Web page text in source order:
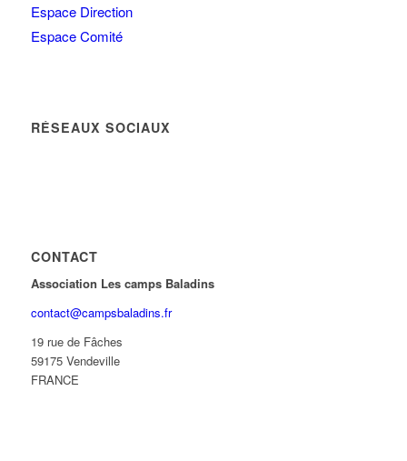
Espace Direction
Espace Comité
RÉSEAUX SOCIAUX
CONTACT
Association Les camps Baladins
contact@campsbaladins.fr
19 rue de Fâches
59175 Vendeville
FRANCE